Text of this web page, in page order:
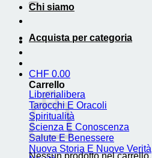
CHF 0.00
Carrello
Nessun prodotto nel carrello.
Chi siamo
Acquista per categoria
Librerialibera
Tarocchi E Oracoli
Spiritualità
Scienza E Conoscenza
Salute E Benessere
Nuova Storia E Nuove Verità